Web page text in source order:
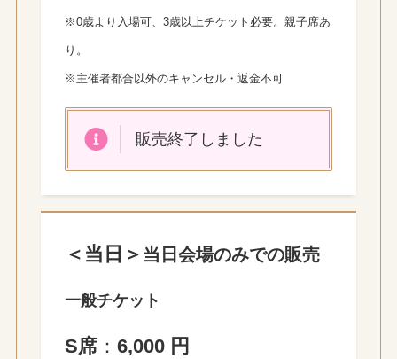
※0歳より入場可、3歳以上チケット必要。親子席あ
り。
※主催者都合以外のキャンセル・返金不可
販売終了しました
＜当日＞ 当日会場のみでの販売
一般チケット
S席： 6,000 円